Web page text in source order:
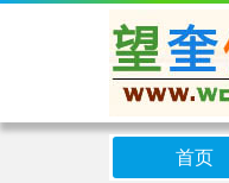
首页